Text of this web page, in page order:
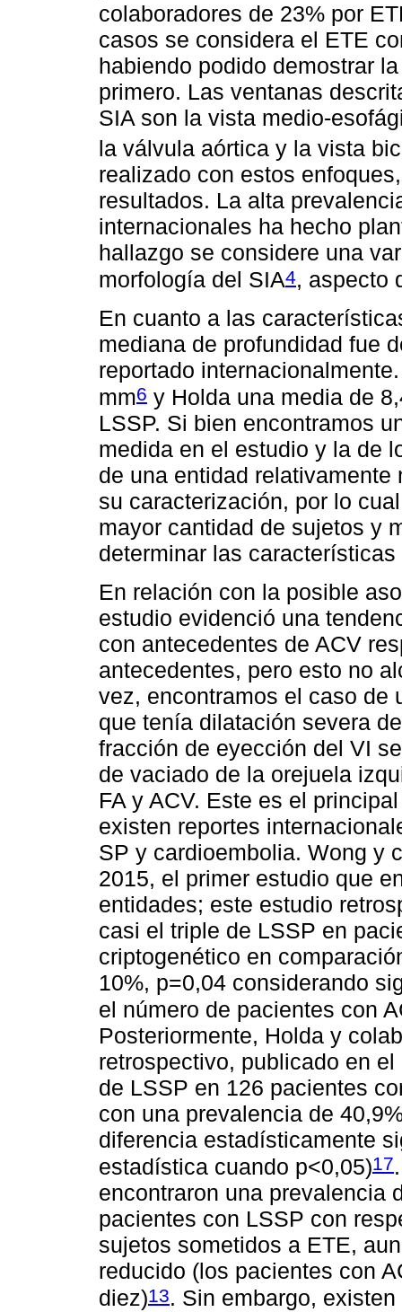
colaboradores de 23% por
casos se considera el ETE
habiendo podido demostrar
primero. Las ventanas
SIA son la vista medio-
la válvula aórtica y la vista
realizado con estos
resultados. La alta
internacionales ha hecho
hallazgo se considere una
morfología del SIA4, aspecto
En cuanto a las
mediana de profundidad fue
reportado
mm6 y Holda una media de
LSSP. Si bien encontramos
medida en el estudio y la de
de una entidad
su caracterización, por lo
mayor cantidad de sujetos y
determinar las
En relación con la posible
estudio evidenció una
con antecedentes de ACV
antecedentes, pero esto no
vez, encontramos el caso de
que tenía dilatación severa
fracción de eyección del VI
de vaciado de la orejuela
FA y ACV. Este es el
existen reportes
SP y cardioembolia. Wong y
2015, el primer estudio que
entidades; este estudio
casi el triple de LSSP en
criptogenético en
10%, p=0,04 considerando
el número de pacientes con
Posteriormente, Holda y
retrospectivo, publicado en
de LSSP en 126 pacientes
con una prevalencia de
diferencia estadísticamente
estadística cuando p<0,05)17
encontraron una prevalencia
pacientes con LSSP con
sujetos sometidos a ETE,
reducido (los pacientes con
diez)13. Sin embargo,